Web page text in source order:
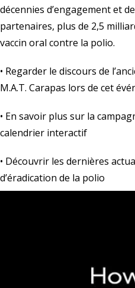
décennies d’engagement et
partenaires, plus de 2,5
vaccin oral contre la polio.
• Regarder le discours de
M.A.T. Carapas lors de cet
• En savoir plus sur la
calendrier interactif
• Découvrir les dernières
d’éradication de la polio